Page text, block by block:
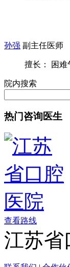
孙强 副主任医师
擅长： 困
院内搜索
热门咨询医生
查看路线
江苏省